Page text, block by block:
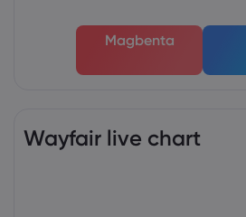
Magbenta
Wayfair live chart